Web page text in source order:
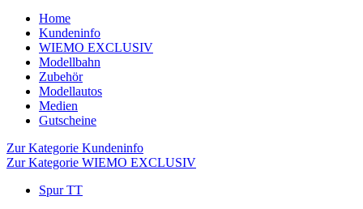
Home
Kundeninfo
WIEMO EXCLUSIV
Modellbahn
Zubehör
Modellautos
Medien
Gutscheine
Zur Kategorie Kundeninfo
Zur Kategorie WIEMO EXCLUSIV
Spur TT